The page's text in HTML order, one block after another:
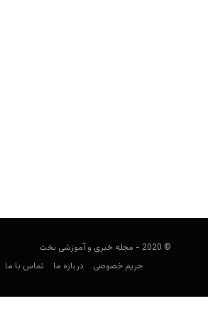
© 2020 - مجله خبری و آموزشی بخت
حریم خصوصی
درباره ما تماس با ما